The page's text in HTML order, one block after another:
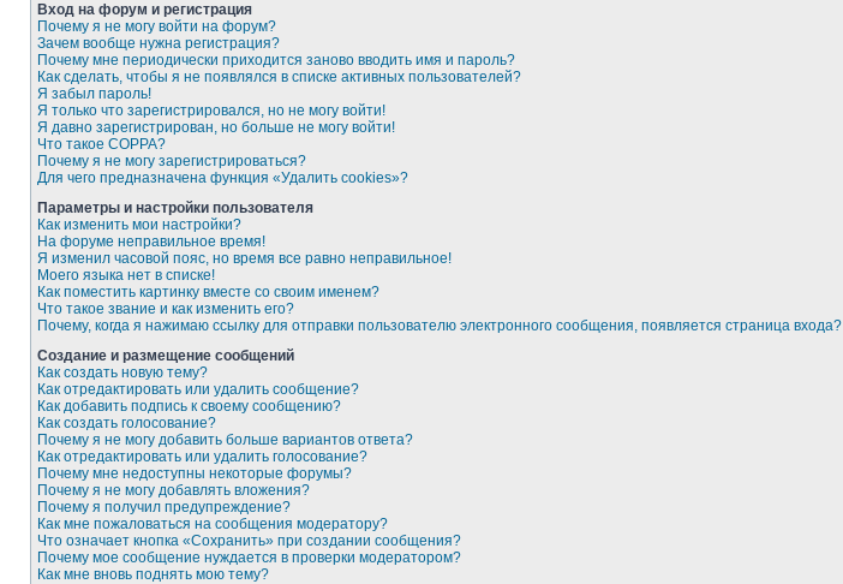
Вход на форум и регистрация
Почему я не могу войти на форум?
Зачем вообще нужна регистрация?
Почему мне периодически приходится заново вводить имя и пароль?
Как сделать, чтобы я не появлялся в списке активных пользователей?
Я забыл пароль!
Я только что зарегистрировался, но не могу войти!
Я давно зарегистрирован, но больше не могу войти!
Что такое COPPA?
Почему я не могу зарегистрироваться?
Для чего предназначена функция «Удалить cookies»?
Параметры и настройки пользователя
Как изменить мои настройки?
На форуме неправильное время!
Я изменил часовой пояс, но время все равно неправильное!
Моего языка нет в списке!
Как поместить картинку вместе со своим именем?
Что такое звание и как изменить его?
Почему, когда я нажимаю ссылку для отправки пользователю электронного сообщения, появляется страница входа?
Создание и размещение сообщений
Как создать новую тему?
Как отредактировать или удалить сообщение?
Как добавить подпись к своему сообщению?
Как создать голосование?
Почему я не могу добавить больше вариантов ответа?
Как отредактировать или удалить голосование?
Почему мне недоступны некоторые форумы?
Почему я не могу добавлять вложения?
Почему я получил предупреждение?
Как мне пожаловаться на сообщения модератору?
Что означает кнопка «Сохранить» при создании сообщения?
Почему мое сообщение нуждается в проверки модератором?
Как мне вновь поднять мою тему?